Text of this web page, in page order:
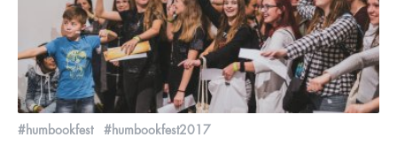
#humbookfest #humbookfest2017